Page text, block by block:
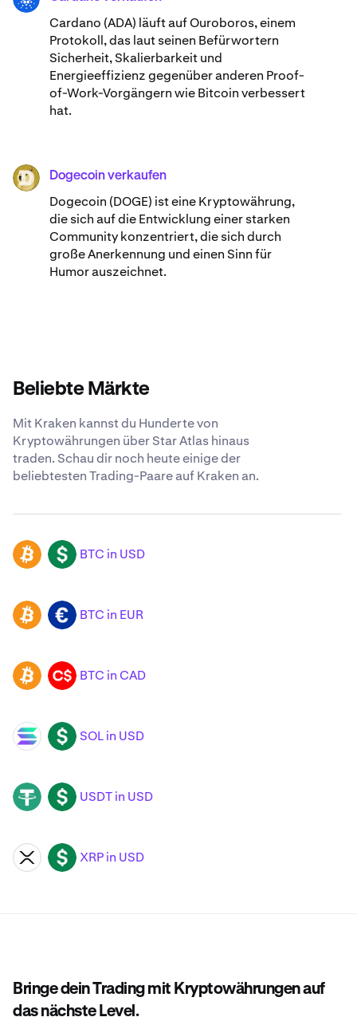
Cardano (ADA) ​​läuft auf Ouroboros, einem
Protokoll, das laut seinen Befürwortern
Sicherheit, Skalierbarkeit und
Energieeffizienz gegenüber anderen Proof-
of-Work-Vorgängern wie Bitcoin verbessert
hat.
DOGE Dogecoin verkaufen
Dogecoin (DOGE) ist eine Kryptowährung,
die sich auf die Entwicklung einer starken
Community konzentriert, die sich durch
große Anerkennung und einen Sinn für
Humor auszeichnet.
Beliebte Märkte
Mit Kraken kannst du Hunderte von
Kryptowährungen über Star Atlas hinaus
traden. Schau dir noch heute einige der
beliebtesten Trading-Paare auf Kraken an.
BTC USD BTC in USD
BTC EUR BTC in EUR
BTC CAD BTC in CAD
SOL USD SOL in USD
USDT USD USDT in USD
XRP USD XRP in USD
Bringe dein Trading mit Kryptowährungen auf
das nächste Level.